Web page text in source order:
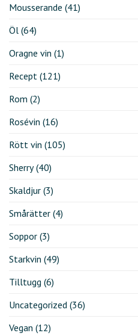
Mousserande (41)
Öl (64)
Oragne vin (1)
Recept (121)
Rom (2)
Rosévin (16)
Rött vin (105)
Sherry(40)
Skaldjur (3)
Smårätter (4)
Soppor (3)
Starkvin (49)
Tilltugg (6)
Uncategorized (36)
Vegan (12)